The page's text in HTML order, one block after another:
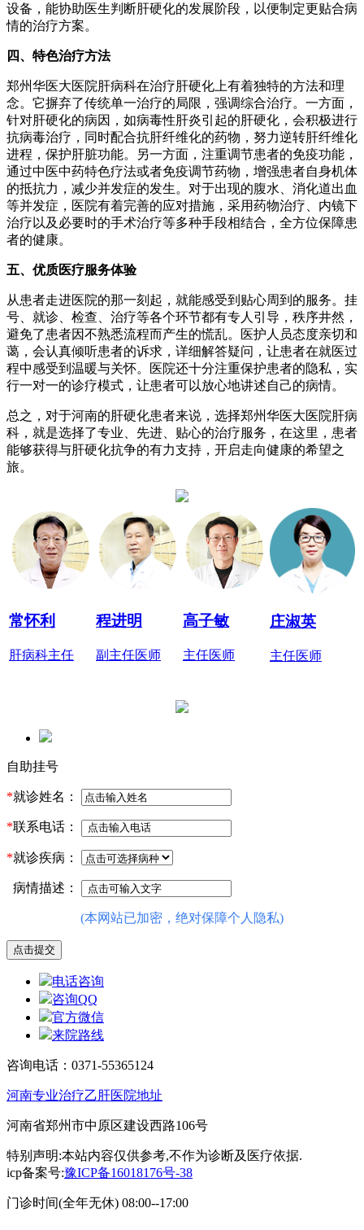
设备，能协助医生判断肝硬化的发展阶段，以便制定更贴合病
情的治疗方案。
四、特色治疗方法
郑州华医大医院肝病科在治疗肝硬化上有着独特的方法和理
念。它摒弃了传统单一治疗的局限，强调综合治疗。一方面，
针对肝硬化的病因，如病毒性肝炎引起的肝硬化，会积极进行
抗病毒治疗，同时配合抗肝纤维化的药物，努力逆转肝纤维化
进程，保护肝脏功能。另一方面，注重调节患者的免疫功能，
通过中医中药特色疗法或者免疫调节药物，增强患者自身机体
的抵抗力，减少并发症的发生。对于出现的腹水、消化道出血
等并发症，医院有着完善的应对措施，采用药物治疗、内镜下
治疗以及必要时的手术治疗等多种手段相结合，全方位保障患
者的健康。
五、优质医疗服务体验
从患者走进医院的那一刻起，就能感受到贴心周到的服务。挂
号、就诊、检查、治疗等各个环节都有专人引导，秩序井然，
避免了患者因不熟悉流程而产生的慌乱。医护人员态度亲切和
蔼，会认真倾听患者的诉求，详细解答疑问，让患者在就医过
程中感受到温暖与关怀。医院还十分注重保护患者的隐私，实
行一对一的诊疗模式，让患者可以放心地讲述自己的病情。
总之，对于河南的肝硬化患者来说，选择郑州华医大医院肝病
科，就是选择了专业、先进、贴心的治疗服务，在这里，患者
能够获得与肝硬化抗争的有力支持，开启走向健康的希望之
旅。
常怀利
肝病科主任
程进明
副主任医师
高子敏
主任医师
庄淑英
主任医师
自助挂号
*就诊姓名：
*联系电话：
*就诊疾病：
病情描述：
(本网站已加密，绝对保障个人隐私)
电话咨询
咨询QQ
官方微信
来院路线
咨询电话：0371-55365124
河南专业治疗乙肝医院地址
河南省郑州市中原区建设西路106号
特别声明:本站内容仅供参考,不作为诊断及医疗依据.
icp备案号:豫ICP备16018176号-38
门诊时间(全年无休) 08:00--17:00